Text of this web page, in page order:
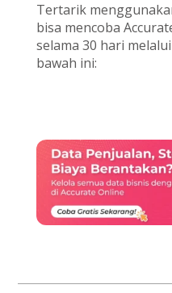
Tertarik
bisa mencoba
selama 30 hari
bawah ini: